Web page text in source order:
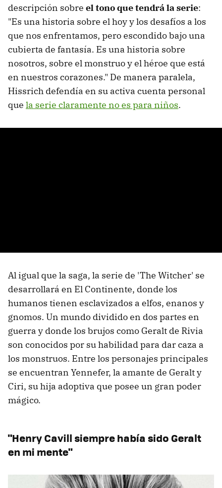
descripción sobre el tono que tendrá la serie:
"Es una historia sobre el hoy y los desafíos a los
que nos enfrentamos, pero escondido bajo una
cubierta de fantasía. Es una historia sobre
nosotros, sobre el monstruo y el héroe que está
en nuestros corazones." De manera paralela,
Hissrich defendía en su activa cuenta personal
que la serie claramente no es para niños.
Al igual que la saga, la serie de 'The Witcher' se
desarrollará en El Continente, donde los
humanos tienen esclavizados a elfos, enanos y
gnomos. Un mundo dividido en dos partes en
guerra y donde los brujos como Geralt de Rivia
son conocidos por su habilidad para dar caza a
los monstruos. Entre los personajes principales
se encuentran Yennefer, la amante de Geralt y
Ciri, su hija adoptiva que posee un gran poder
mágico.
"Henry Cavill siempre había sido Geralt
en mi mente"